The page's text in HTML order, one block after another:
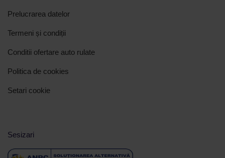
Prelucrarea datelor
Termeni și condiții
Conditii ofertare auto rulate
Politica de cookies
Setari cookie
Sesizari